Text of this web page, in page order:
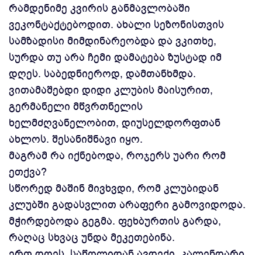
რამდენიმე კვირის განმავლობაში
ვეკონტაქტებოდით. ახალი სეზონისთვის
სამზადისი მიმდინარეობდა და ვკითხე,
სურდა თუ არა ჩემი დამატება ზუსტად იმ
დღეს. საბედნიეროდ, დამთანხმდა.
ვითამაშებდი დიდი კლუბის მაისურით,
გერმანელი მწვრთნელის
ხელმძღვანელობით, დიუსელდორფთან
ახლოს. შესანიშნავი იყო.
მაგრამ რა იქნებოდა, როჯერს უარი რომ
ეთქვა?
სწორედ მაშინ მივხვდი, რომ კლუბიდან
კლუბში გადასვლით არაფერი გამოვიდოდა.
მჭირდებოდა გეგმა. ფეხბურთის გარდა,
რაღაც სხვაც უნდა მეკეთებინა.